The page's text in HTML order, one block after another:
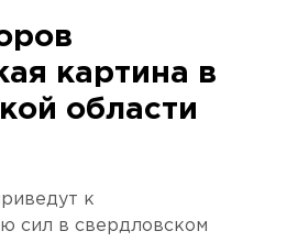
картина в
области
к
сил в свердловском